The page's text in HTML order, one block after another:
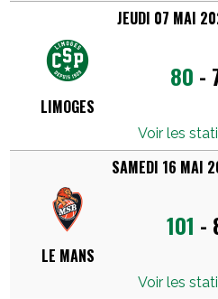
LIMOGES
JEUDI 07 MAI
Voir les
80 -
LE MANS
SAMEDI 16 MAI
Voir les
101 -